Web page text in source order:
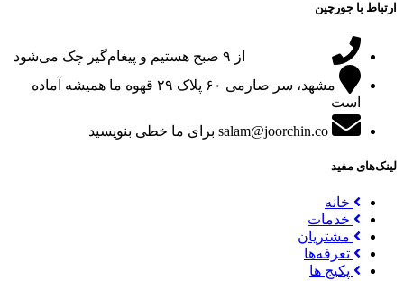
ارتباط با جورچین
از ۹ صبح هستیم و پیغام‌گیر چک می‌شود
مشهد، سر صارمی ۶۰ پلاک ۲۹
قهوه ما همیشه آماده
است
salam@joorchin.co برای ما خطی بنویسید
لینک‌های مفید
خانه
خدمات
مشتریان
تعرفه‌ها
پکیج ها